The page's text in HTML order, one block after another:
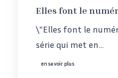
Elles font le
\"Elles font le
série qui met en…
en savoir plus